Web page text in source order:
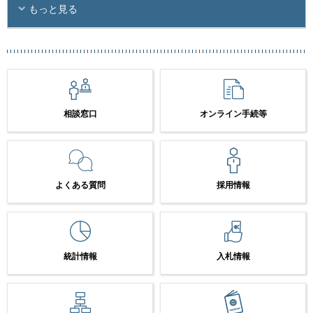
もっと見る
相談窓口 オンライン手続等
よくある質問 採用情報
統計情報 入札情報